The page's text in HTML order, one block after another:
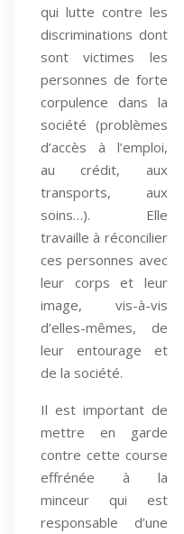
qui lutte contre les
discriminations dont
sont victimes les
personnes de forte
corpulence dans la
société (problèmes
d’accès à l’emploi,
au crédit, aux
transports, aux
soins…). Elle
travaille à réconcilier
ces personnes avec
leur corps et leur
image, vis-à-vis
d’elles-mêmes, de
leur entourage et
de la société.
Il est important de
mettre en garde
contre cette course
effrénée à la
minceur qui est
responsable d’une